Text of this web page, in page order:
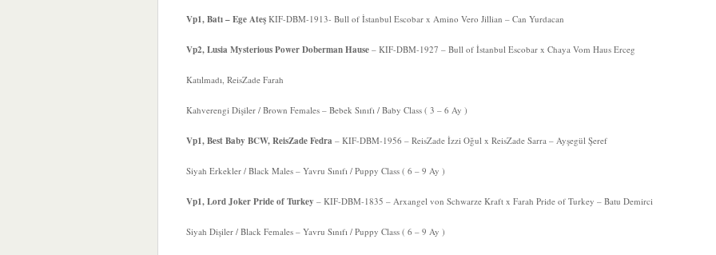
Vp1, Batı – Ege Ateş KIF-DBM-1913- Bull of İstanbul Escobar x Amino Vero Jillian – Can Yurdacan
Vp2, Lusia Mysterious Power Doberman Hause – KIF-DBM-1927 – Bull of İstanbul Escobar x Chaya Vom Haus Erceg
Katılmadı, ReisZade Farah
Kahverengi Dişiler / Brown Females – Bebek Sınıfı / Baby Class ( 3 – 6 Ay )
Vp1, Best Baby BCW, ReisZade Fedra – KIF-DBM-1956 – ReisZade İzzi Oğul x ReisZade Sarra – Ayşegül Şeref
Siyah Erkekler / Black Males – Yavru Sınıfı / Puppy Class ( 6 – 9 Ay )
Vp1, Lord Joker Pride of Turkey – KIF-DBM-1835 – Arxangel von Schwarze Kraft x Farah Pride of Turkey – Batu Demirci
Siyah Dişiler / Black Females – Yavru Sınıfı / Puppy Class ( 6 – 9 Ay )